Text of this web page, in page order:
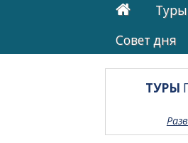
Туры
Cовет дня
ТУРЫ